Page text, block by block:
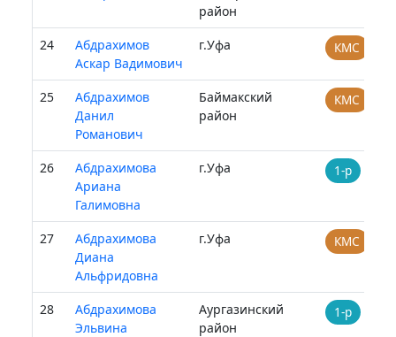
район
24
Абдрахимов
Аскар Вадимович
г.Уфа КМС
25
Абдрахимов
Данил
Романович
Баймакский
район
КМС
26
Абдрахимова
Ариана
Галимовна
г.Уфа 1-р
27
Абдрахимова
Диана
Альфридовна
г.Уфа КМС
28
Абдрахимова
Эльвина
Аургазинский
район
1-р